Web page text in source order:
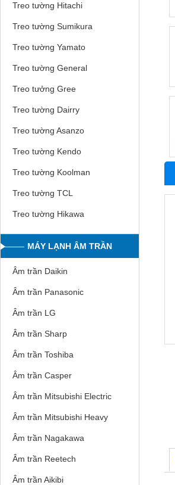
Treo tường Hitachi
Treo tường Sumikura
Treo tường Yamato
Treo tường General
Treo tưởng Gree
Treo tường Dairry
Treo tường Asanzo
Treo tường Kendo
Treo tường Koolman
Treo tường TCL
Treo tường Hikawa
MÁY LẠNH ÂM TRẦN
Âm trần Daikin
Âm trần Panasonic
Âm trần LG
Âm trần Sharp
Âm trần Toshiba
Âm trần Casper
Âm trần Mitsubishi Electric
Âm trần Mitsubishi Heavy
Âm trần Nagakawa
Âm trần Reetech
Âm trần Aikibi